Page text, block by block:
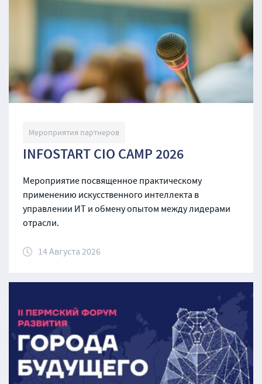
Мероприятия партнеров
INFOSTART CIO CAMP 2026
Мероприятие посвященное практическому
применению искусственного интеллекта в
управлении ИТ и обмену опытом между лидерами
отрасли.
14 Августа 2026